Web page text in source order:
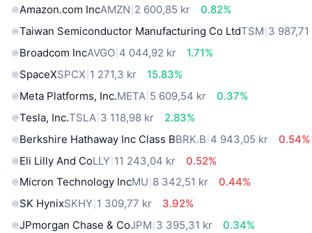
Amazon.com IncAMZN 2 600,85 kr
0.82%
Taiwan Semiconductor Manufacturing Co LtdTSM 3
Broadcom IncAVGO 4 044,92 kr
1.71%
SpaceXSPCX 1 271,3 kr
15.83%
Meta Platforms, Inc.META 5 609,54 kr
0.37%
Tesla, Inc.TSLA 3 118,98 kr
2.83%
Berkshire Hathaway Inc Class BBRK.B 4 943,05 kr
0.54%
Eli Lilly And CoLLY 11 243,04 kr
0.52%
Micron Technology IncMU 8 342,51 kr
0.44%
SK HynixSKHY 1 309,77 kr
3.92%
JPmorgan Chase & CoJPM 3 395,31 kr
0.34%